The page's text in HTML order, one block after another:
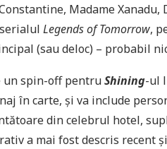
Madame Xanadu,
Legends of Tomorrow,
(sau deloc) – probabil
un spin-off pentruShining-ul
în carte, și va include
din celebrul hotel,
a mai fost descris recent